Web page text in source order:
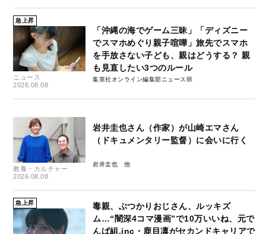
急上昇
ニュース
2026.08.08
「沖縄の海でゲーム三昧」「ディズニー
でスマホめぐり親子喧嘩」旅先でスマホ
を手放さない子ども、親はどうする？ 親
も見直したい3つのルール
集英社オンライン編集部ニュース班
教養・カルチャー
2026.08.08
岩井圭也さん（作家）が山崎エマさん
（ドキュメンタリー監督）に会いに行く
岩井圭也
急上昇
毒親、ぶつかりおじさん、ルッキズ
ム…“闇深4コマ漫画”で10万いいね、元で
んぱ組.inc・鹿目凛がセカンドキャリアで